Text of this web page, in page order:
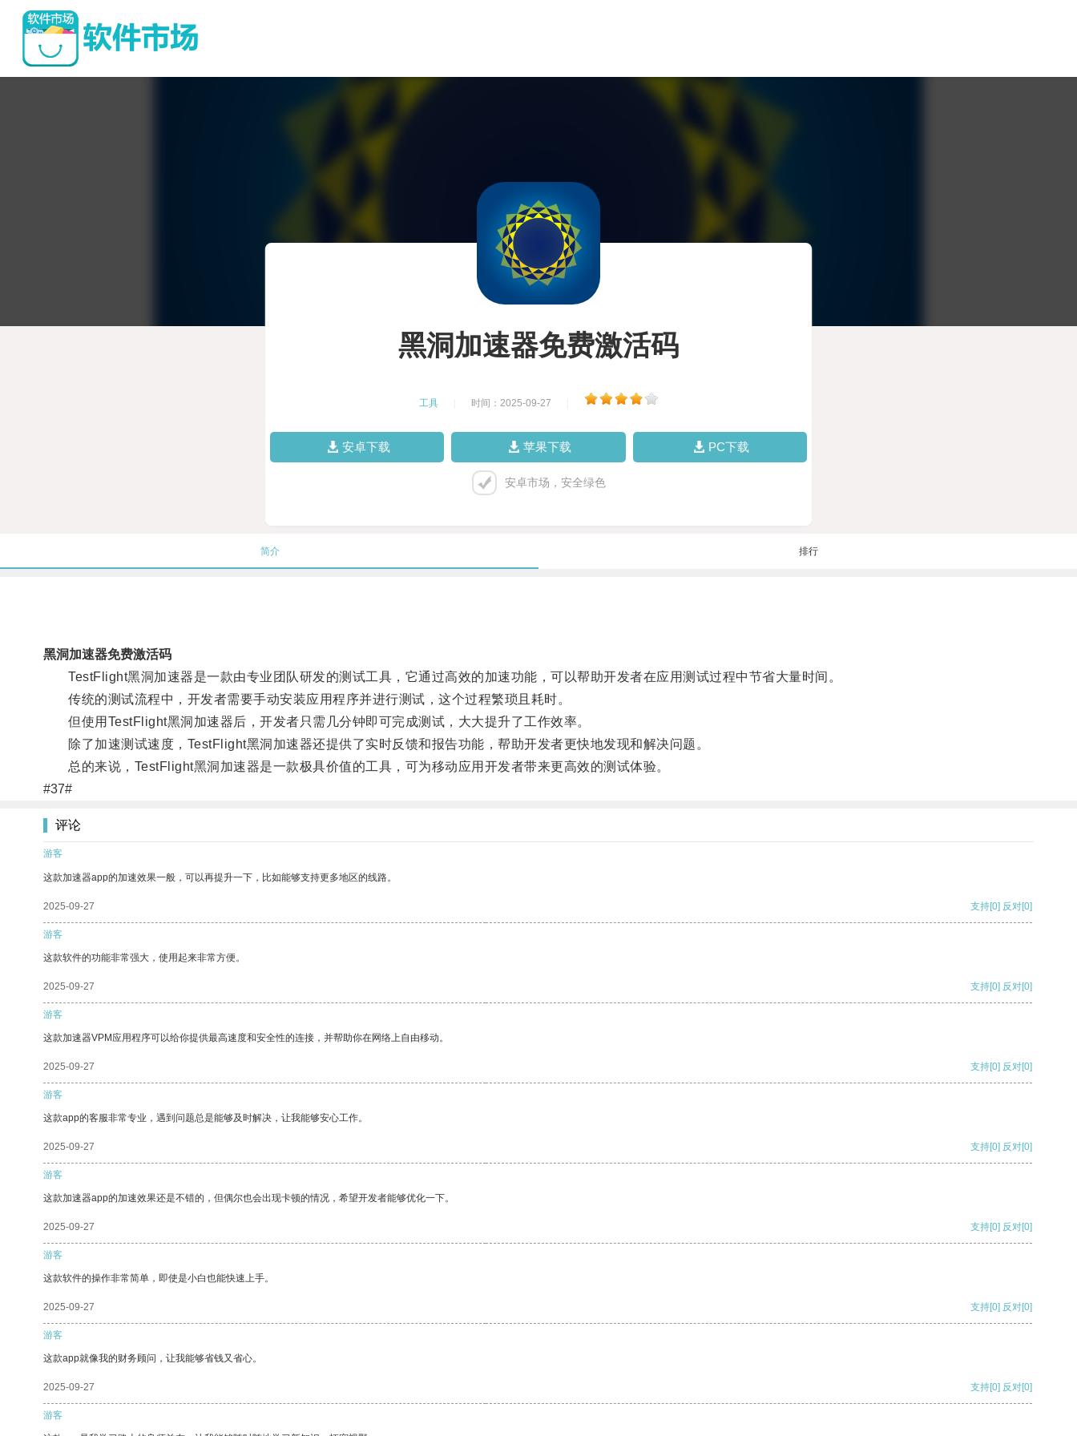
黑洞加速器免费激活码
工具 时间：2025-09-27
安卓下载 苹果下载 PC下载
安卓市场，安全绿色
简介 排行
黑洞加速器免费激活码
TestFlight黑洞加速器是一款由专业团队研发的测试工具，它通过高效的加速功能，可以帮助开发者在应用测试过程中节省大量时间。
传统的测试流程中，开发者需要手动安装应用程序并进行测试，这个过程繁琐且耗时。
但使用TestFlight黑洞加速器后，开发者只需几分钟即可完成测试，大大提升了工作效率。
除了加速测试速度，TestFlight黑洞加速器还提供了实时反馈和报告功能，帮助开发者更快地发现和解决问题。
总的来说，TestFlight黑洞加速器是一款极具价值的工具，可为移动应用开发者带来更高效的测试体验。
#37#
评论
游客
这款加速器app的加速效果一般，可以再提升一下，比如能够支持更多地区的线路。
2025-09-27 支持[0] 反对[0]
游客
这款软件的功能非常强大，使用起来非常方便。
2025-09-27 支持[0] 反对[0]
游客
这款加速器VPM应用程序可以给你提供最高速度和安全性的连接，并帮助你在网络上自由移动。
2025-09-27 支持[0] 反对[0]
游客
这款app的客服非常专业，遇到问题总是能够及时解决，让我能够安心工作。
2025-09-27 支持[0] 反对[0]
游客
这款加速器app的加速效果还是不错的，但偶尔也会出现卡顿的情况，希望开发者能够优化一下。
2025-09-27 支持[0] 反对[0]
游客
这款软件的操作非常简单，即使是小白也能快速上手。
2025-09-27 支持[0] 反对[0]
游客
这款app就像我的财务顾问，让我能够省钱又省心。
2025-09-27 支持[0] 反对[0]
游客